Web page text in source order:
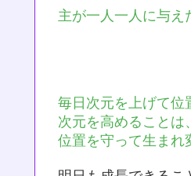
主が一人一人に与え
毎日次元を上げて位
次元を高めることは
位置を守って生まれ